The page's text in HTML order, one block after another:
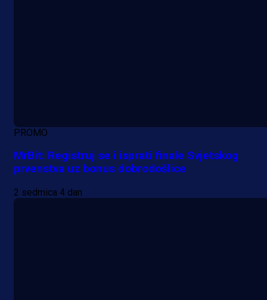
PROMO
MrBit: Registruj se i isprati finale Svjetskog
prvenstva uz bonus dobrodošlice
2 sedmica 4 dan